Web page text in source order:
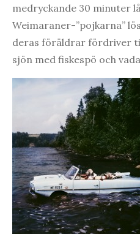
medryckande 30 minuter
Weimaraner-”pojkarna”
deras föräldrar fördriver
sjön med fiskespö och